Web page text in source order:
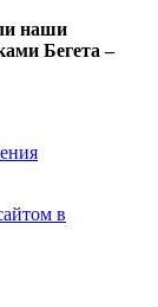
наши
Бегета –
в